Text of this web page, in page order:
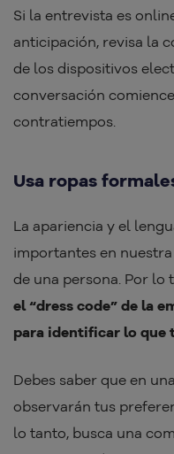
Si la entrevista es
anticipación, revisa la
de los dispositivos
conversación
contratiempos.
Usa ropas
La apariencia y el
importantes en
de una persona. Por lo
el “dress code” de la
para identificar lo que
Debes saber que en
observarán tus
lo tanto, busca una